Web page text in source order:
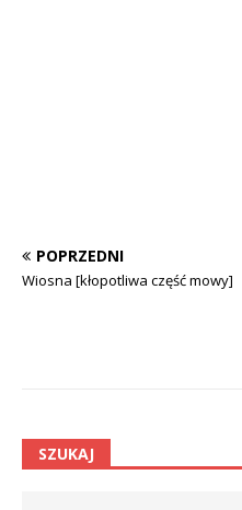
POPRZEDNI
Wiosna [kłopotliwa część mowy]
SZUKAJ